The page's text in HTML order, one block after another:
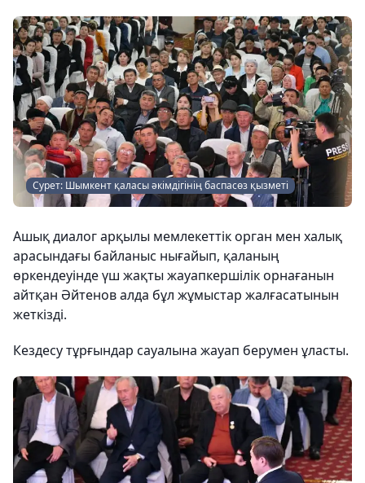
Сурет: Шымкент қаласы әкімдігінің баспасөз қызметі
Ашық диалог арқылы мемлекеттік орган мен халық
арасындағы байланыс нығайып, қаланың
өркендеуінде үш жақты жауапкершілік орнағанын
айтқан Әйтенов алда бұл жұмыстар жалғасатынын
жеткізді.
Кездесу тұрғындар сауалына жауап берумен ұласты.